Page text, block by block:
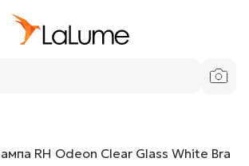
RH Odeon Clear Glass White Bra
LaLume